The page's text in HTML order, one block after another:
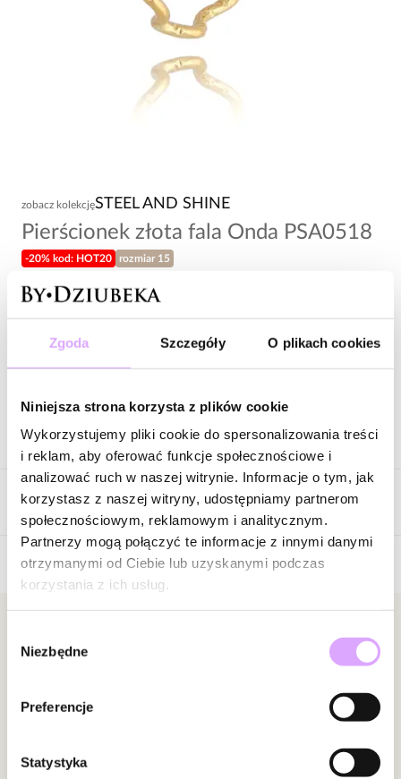
Zgoda Szczegóły O plikach cookies
Niniejsza strona korzysta z plików cookie
Wykorzystujemy pliki cookie do spersonalizowania treści
i reklam, aby oferować funkcje społecznościowe i
analizować ruch w naszej witrynie. Informacje o tym, jak
korzystasz z naszej witryny, udostępniamy partnerom
społecznościowym, reklamowym i analitycznym.
Partnerzy mogą połączyć te informacje z innymi danymi
otrzymanymi od Ciebie lub uzyskanymi podczas
korzystania z ich usług.
zgody
Niezbędne
Preferencje
Statystyka
zobacz kolekcjęSTEEL AND SHINE
Pierścionek złota fala Onda PSA0518
-20% kod: HOT20 rozmiar 15
59,00 zł
Zapytaj o produkt
Opis produktu
Surowiec: stal szlachetna.
Kolor surowca: złoty.
Szerokość: 0,30 cm
Rozmiar: 15.
Zobacz inne produkty z kolekcji Steel and Shine
Opinie
5/5
0
0
1
0
Powiadomienie